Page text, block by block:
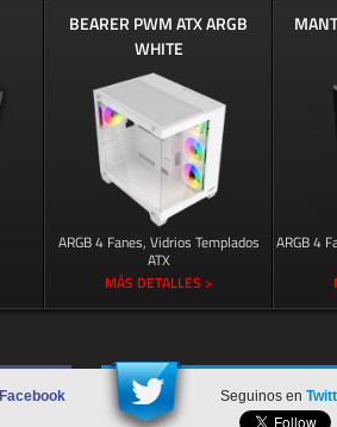
BEARER PWM ATX ARGB
WHITE
ARGB 4 Fanes, Vidrios Templados
ATX
MÁS DETALLES >
ARGB 4
Facebook Seguinos en